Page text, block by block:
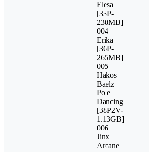
Elesa
[33P-
238MB]
004
Erika
[36P-
265MB]
005
Hakos
Baelz
Pole
Dancing
[38P2V-
1.13GB]
006
Jinx
Arcane